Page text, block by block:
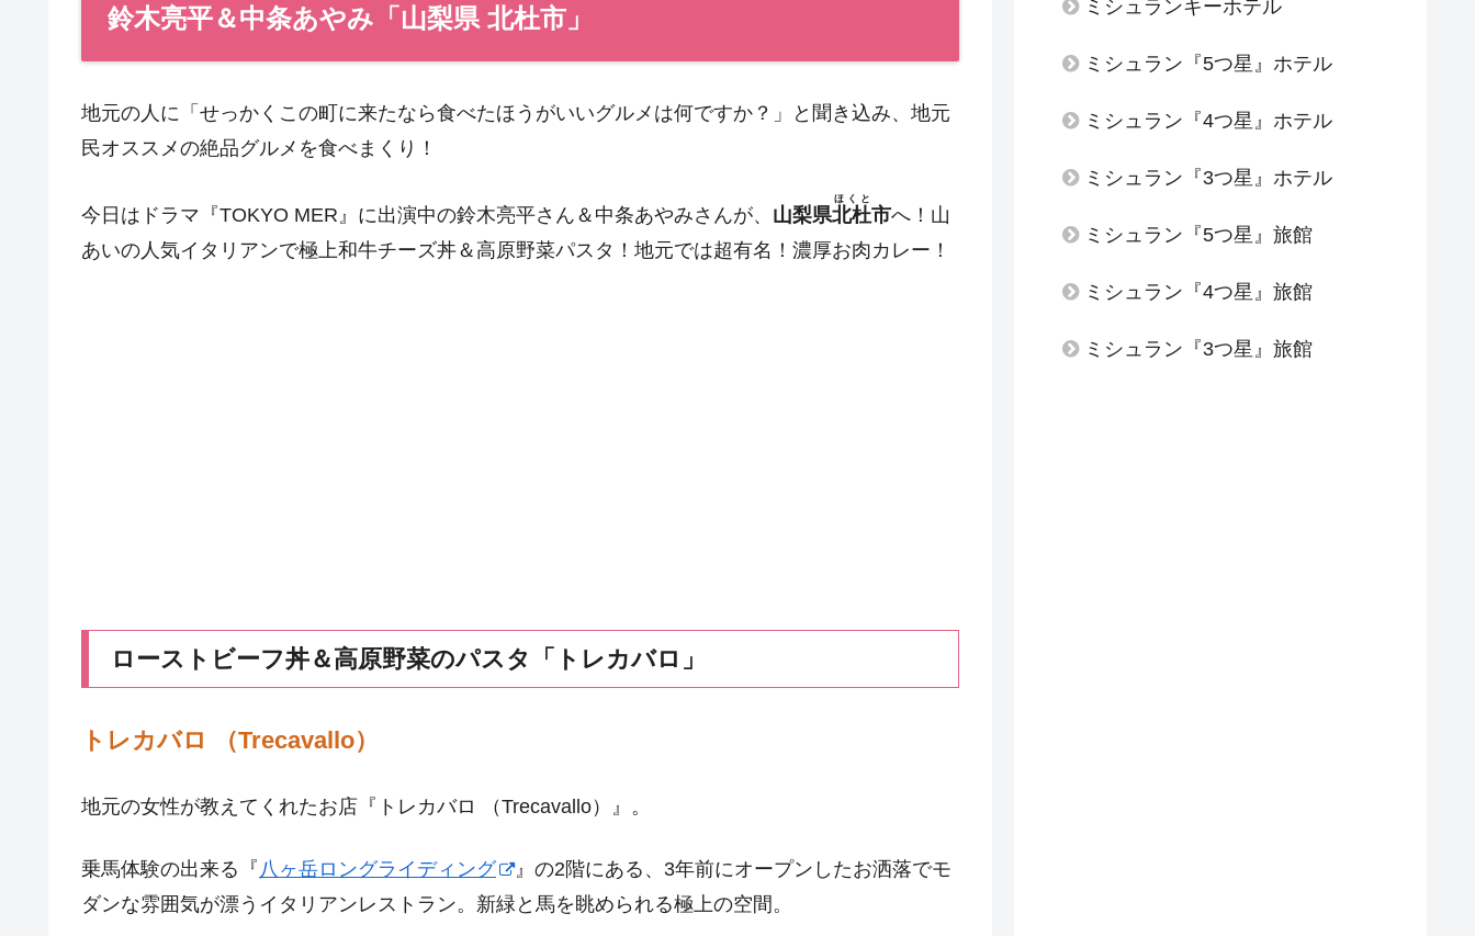
鈴木亮平＆中条あやみ「山梨県 北杜市」
地元の人に「せっかくこの町に来たなら食べたほうがいいグルメは何ですか？」と聞き込み、地元
民オススメの絶品グルメを食べまくり！
今日はドラマ『TOKYO MER』に出演中の鈴木亮平さん＆中条あやみさんが、 山梨県北杜
ほくと
市へ！山
あいの人気イタリアンで極上和牛チーズ丼＆高原野菜パスタ！地元では超有名！濃厚お肉カレー！
ローストビーフ丼＆高原野菜のパスタ「トレカバロ」
トレカバロ （Trecavallo）
地元の女性が教えてくれたお店『トレカバロ （Trecavallo）』。
乗馬体験の出来る『 八ヶ岳ロングライディング
』の2階にある、3年前にオープンしたお洒落でモ
ダンな雰囲気が漂うイタリアンレストラン。新緑と馬を眺められる極上の空間。
ミシュランキーホテル
ミシュラン『5つ星』ホテル
ミシュラン『4つ星』ホテル
ミシュラン『3つ星』ホテル
ミシュラン『5つ星』旅館
ミシュラン『4つ星』旅館
ミシュラン『3つ星』旅館